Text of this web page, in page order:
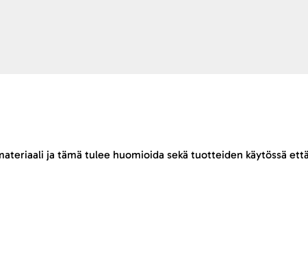
ja tämä tulee huomioida sekä tuotteiden käytössä